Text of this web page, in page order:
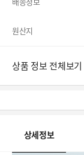
원산지
상품 정보 전체보기
상세정보